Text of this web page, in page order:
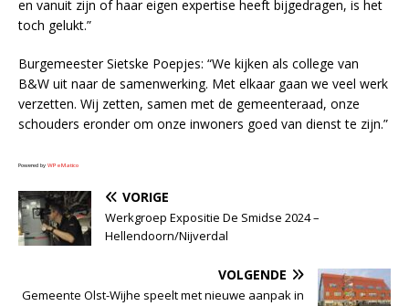
en vanuit zijn of haar eigen expertise heeft bijgedragen, is het
toch gelukt.”
Burgemeester Sietske Poepjes: “We kijken als college van
B&W uit naar de samenwerking. Met elkaar gaan we veel werk
verzetten. Wij zetten, samen met de gemeenteraad, onze
schouders eronder om onze inwoners goed van dienst te zijn.”
Powered by WPeMatico
VORIGE
Werkgroep Expositie De Smidse 2024 –
Hellendoorn/Nijverdal
VOLGENDE
Gemeente Olst-Wijhe speelt met nieuwe aanpak in